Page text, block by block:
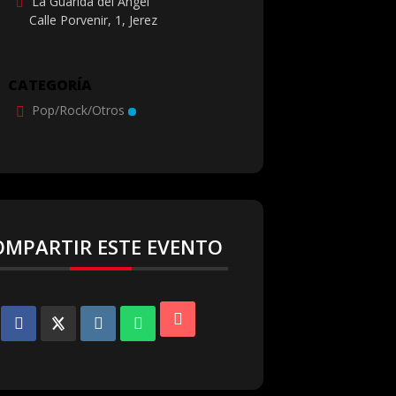
Calle Porvenir, 1, Jerez
CATEGORÍA
Pop/Rock/Otros
ESTE EVENTO